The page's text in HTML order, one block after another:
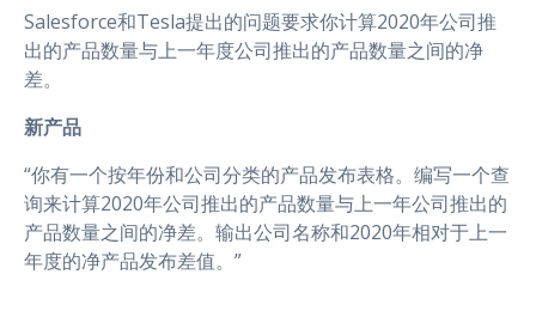
Salesforce和Tesla提出的问题要求你计算2020年公司推
出的产品数量与上一年度公司推出的产品数量之间的净
差。
新产品
“你有一个按年份和公司分类的产品发布表格。编写一个查
询来计算2020年公司推出的产品数量与上一年公司推出的
产品数量之间的净差。输出公司名称和2020年相对于上一
年度的净产品发布差值。”